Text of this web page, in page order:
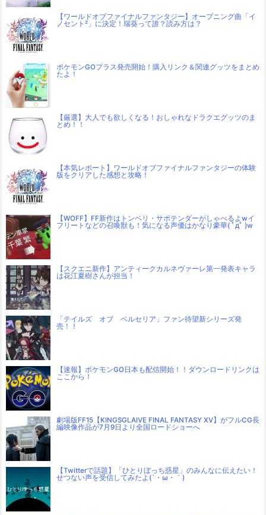
【ワールドオブファイナルファンタジー】オープニング曲「イ
ノセント²」に決定！瑞葵って誰？読み方は？
ポケモンGOプラス発売開始！購入リンク＆関連グッツをまとめ
たよ！
【厳選】大人でも欲しくなる！おしゃれなドラクエグッツのま
とめ！！
【本気レポート】ワールドオブファイナルファンタジーの体験
版をクリアした感想と攻略！
【WOFF】FF新作はトンベリ・サボテンダーがしゃべるよwイ
フリートなどの召喚獣も！気になる声優はかなり豪華( ﾟдﾟ )w
【スクエニ新作】アンティークカルネヴァーレ第一発表キャラ
は花江夏樹さんが担当！
「テイルズ オブ ベルセリア」ファン待望新シリーズ発
売！！
【速報】ポケモンGO日本も配信開始！！ダウンロードリンクは
ここから！
劇場版FF15【KINGSGLAIVE FINAL FANTASY XV】がフルCG長
編映像作品が7月9日より全国ロードショーへ
【Twitterで話題】「ひとりぼっち惑星」のみんなに伝えたい！
せつない声を受信してみたよ(´・ω・｀)